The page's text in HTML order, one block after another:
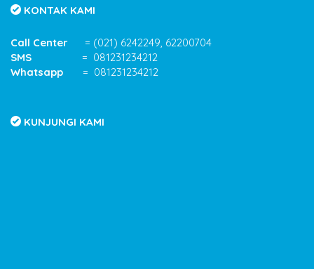
KONTAK KAMI
Call Center = (021) 6242249, 62200704
SMS = 081231234212
Whatsapp = 081231234212
KUNJUNGI KAMI